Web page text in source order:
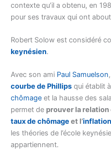
contexte qu’il a obtenu, en
pour ses travaux qui ont
Robert Solow est considéré
keynésien.
Avec son ami Paul Samuelson
courbe de Phillips qui établit
chômage et la hausse des
permet de prouver la
taux de chômage et l’inflation
les théories de l’école
appartiennent.